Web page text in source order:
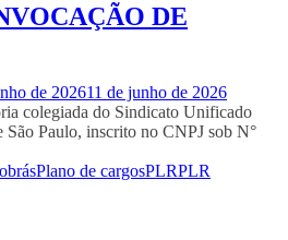
DE
de 202611 de junho de 2026
colegiada do Sindicato Unificado
São Paulo, inscrito no CNPJ sob N°
Plano de cargosPLRPLR